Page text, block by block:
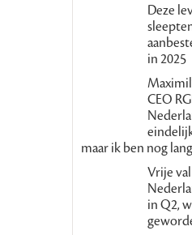
Deze
in 2025
CEO
maar ik ben nog
Vrije
in Q2,